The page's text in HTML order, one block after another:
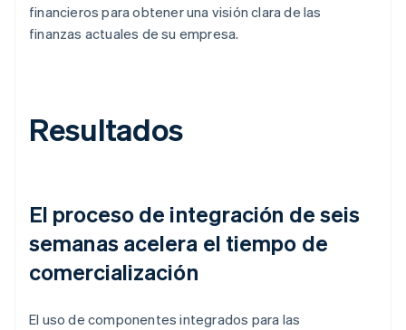
financieros para obtener una visión clara de las
finanzas actuales de su empresa.
Resultados
El proceso de integración de seis
semanas acelera el tiempo de
comercialización
El uso de componentes integrados para las